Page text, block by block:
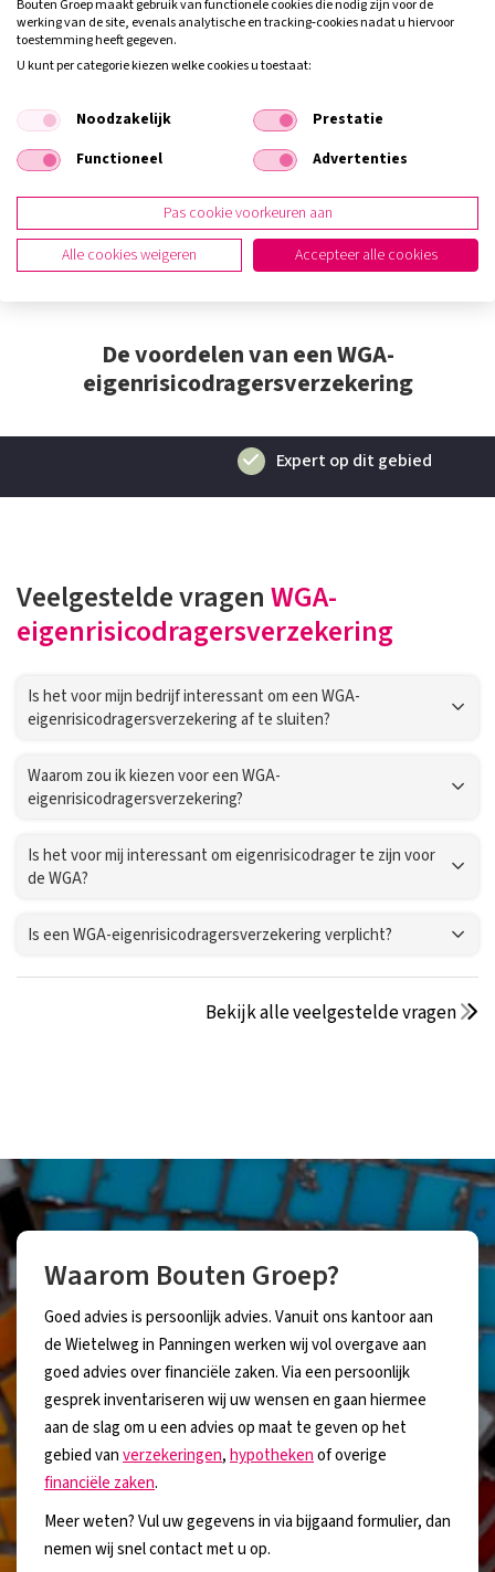
eigenrisicodragersverzekering afsluiten?
Denkt u erover na om WGA-eigenrisicodrager te worden en wilt u
bespreken? Een zakelijk adviseur van Bouten Groep staat u graag
bij met advies over een WGA-eigenrisicodragersverzekering. Zoek
vandaag nog contact met Bouten Groep.
De voordelen van een WGA-
eigenrisicodragersverzekering
Expert op dit gebied
Veelgestelde vragenWGA-
eigenrisicodragersverzekering
Is het voor mijn bedrijf interessant om een WGA-
eigenrisicodragersverzekering af te sluiten?
Waarom zou ik kiezen voor een WGA-
eigenrisicodragersverzekering?
Is het voor mij interessant om eigenrisicodrager te zijn voor
de WGA?
Is een WGA-eigenrisicodragersverzekering verplicht?
Bekijk alle veelgestelde vragen
Waarom Bouten Groep?
Goed advies is persoonlijk advies. Vanuit ons kantoor aan
de Wietelweg in Panningen werken wij vol overgave aan
goed advies over financiële zaken. Via een persoonlijk
gesprek inventariseren wij uw wensen en gaan hiermee
aan de slag om u een advies op maat te geven op het
gebied vanverzekeringen,hypothekenof overige
financiële zaken.
Meer weten? Vul uw gegevens in via bijgaand formulier, dan
nemen wij snel contact met u op.
Bouten Groep maakt gebruik van functionele cookies die nodig zijn voor de
werking van de site, evenals analytische en tracking‑cookies nadat u hiervoor
toestemming heeft gegeven.
U kunt per categorie kiezen welke cookies u toestaat:
Noodzakelijk
Prestatie
Functioneel
Advertenties
Pas cookie voorkeuren aan
Alle cookies weigeren
Accepteer alle cookies